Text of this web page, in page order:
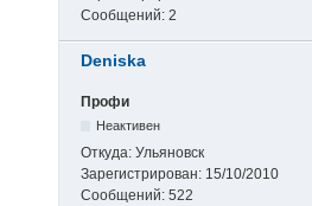
Сообщений: 2
Deniska
Профи
Неактивен
Откуда: Ульяновск
Зарегистрирован: 15/10/2010
Сообщений: 522